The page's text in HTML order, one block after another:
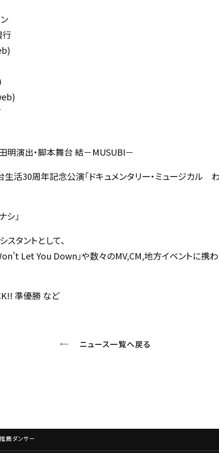
行
明演出・脚本舞台 結－MUSUBI－
活30周年記念公演「ドキュメンタリー・ミュージカル
シ」
スタントとして、
Let You Down」や数々のMV,CM,地方イベントに携わ
準優勝 など
ニュース一覧へ戻る
薦ダンサー